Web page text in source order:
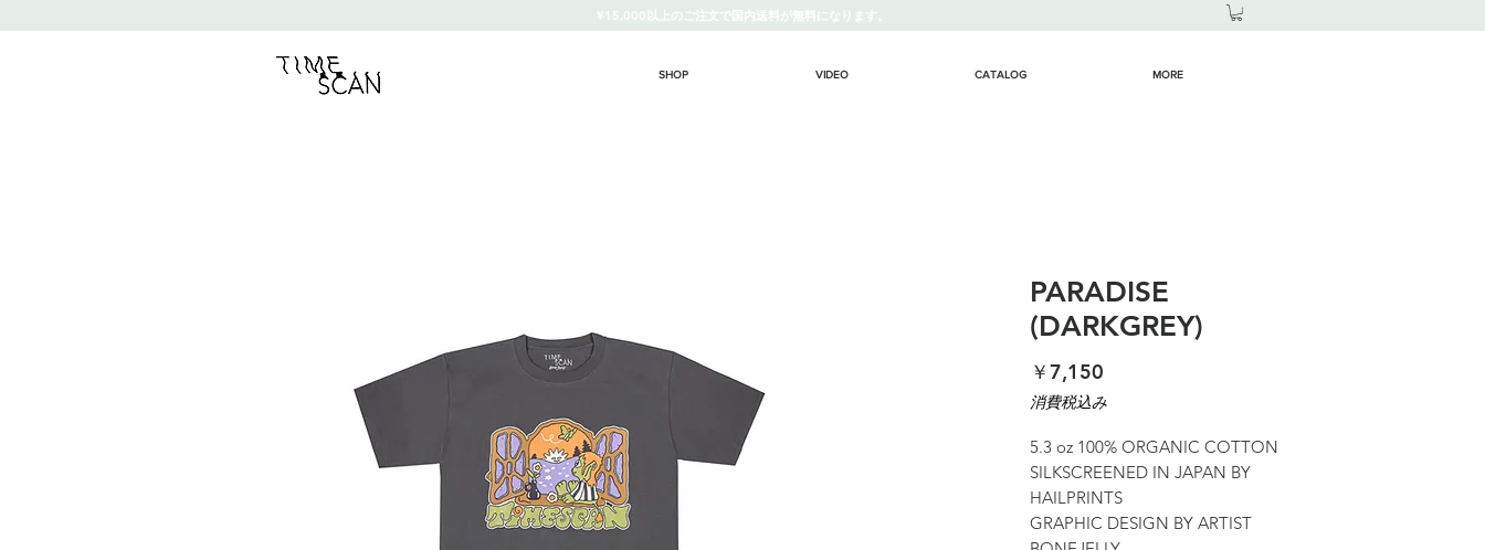
¥15,000以上のご注文で国内送料が無料になります。
SHOP VIDEO CATALOG MORE
PARADISE
(DARKGREY)
￥7,150
格
消費税込み
5.3 oz 100% ORGANIC COTTON
SILKSCREENED IN JAPAN BY
HAILPRINTS
GRAPHIC DESIGN BY ARTIST